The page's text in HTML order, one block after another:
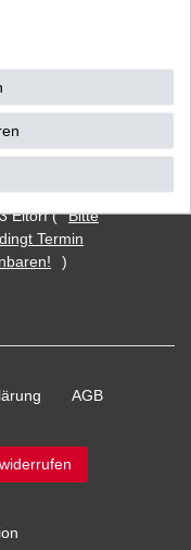
bei Abholung in
Eitorf (
Bitte
Termin
)
AGB